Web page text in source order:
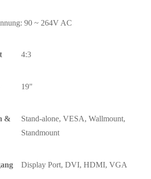
90 ~ 264V AC
4:3
19"
&
Stand-alone, VESA, Wallmount,
Standmount
Display Port, DVI, HDMI, VGA